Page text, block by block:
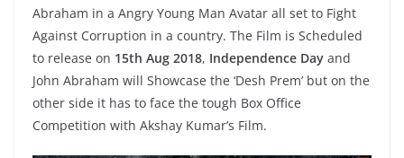
Abraham in a Angry Young Man Avatar all set to Fight
Against Corruption in a country. The Film is Scheduled
to release on 15th Aug 2018, Independence Day and
John Abraham will Showcase the ‘Desh Prem’ but on the
other side it has to face the tough Box Office
Competition with Akshay Kumar’s Film.